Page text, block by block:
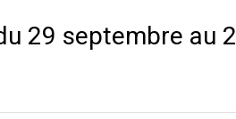
29 septembre au 2